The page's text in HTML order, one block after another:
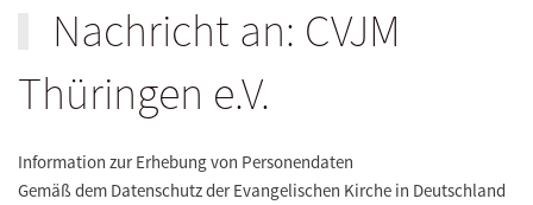
Nachricht an: CVJM
Thüringen e.V.
Information zur Erhebung von Personendaten
Gemäß dem Datenschutz der Evangelischen Kirche in Deutschland